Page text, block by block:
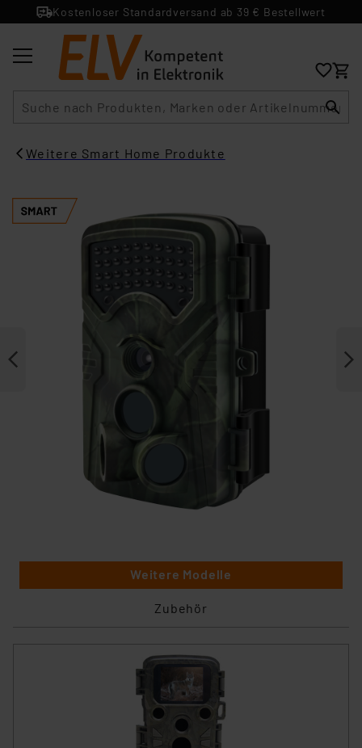
Kostenloser Standardversand ab 39 € Bestellwert
Weitere Smart Home Produkte
Weitere Modelle
Zubehör